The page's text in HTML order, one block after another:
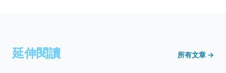
延伸閱讀 所有文章 →